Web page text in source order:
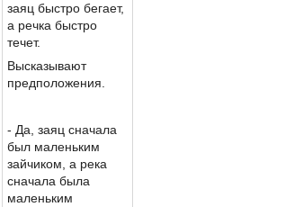
заяц быстро бегает,
а речка быстро
течет.
Высказывают
предположения.
- Да, заяц сначала
был маленьким
зайчиком, а река
сначала была
маленьким